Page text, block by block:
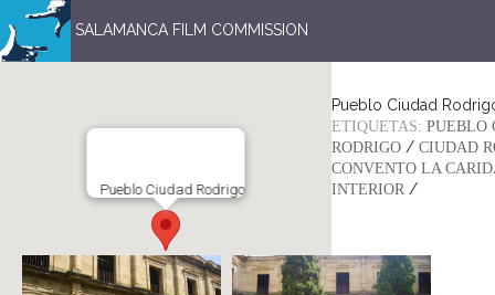
SALAMANCA FILM COMMISSION
Pueblo Ciudad Rodrigo
Pueblo Ciudad
ETIQUETAS: PUEBLO
RODRIGO / CIUDAD
CONVENTO LA
INTERIOR /